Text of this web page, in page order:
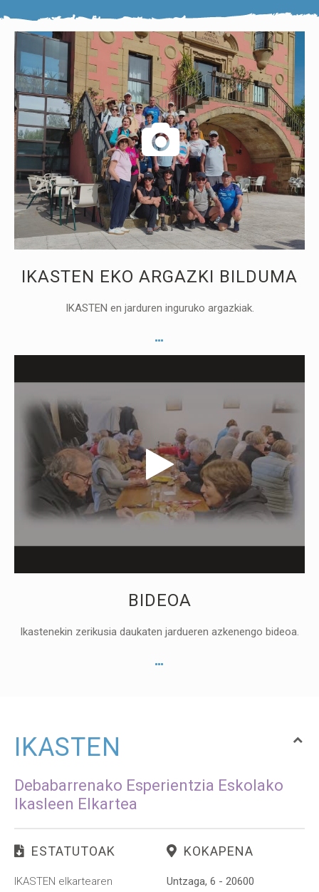
IKASTEN EKO ARGAZKI BILDUMA
IKASTEN en jarduren inguruko argazkiak.
BIDEOA
Ikastenekin zerikusia daukaten jardueren azkenengo bideoa.
IKASTEN
Debabarrenako Esperientzia Eskolako
Ikasleen Elkartea
ESTATUTOAK
IKASTEN elkartearen
KOKAPENA
Untzaga, 6 - 20600